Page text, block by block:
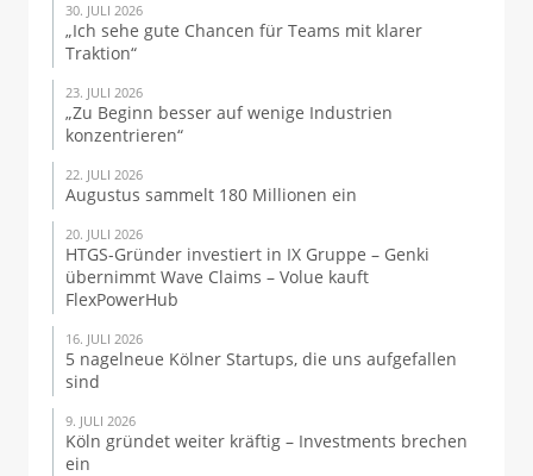
30. JULI 2026
„Ich sehe gute Chancen für Teams mit klarer
Traktion“
23. JULI 2026
„Zu Beginn besser auf wenige Industrien
konzentrieren“
22. JULI 2026
Augustus sammelt 180 Millionen ein
20. JULI 2026
HTGS-Gründer investiert in IX Gruppe – Genki
übernimmt Wave Claims – Volue kauft
FlexPowerHub
16. JULI 2026
5 nagelneue Kölner Startups, die uns aufgefallen
sind
9. JULI 2026
Köln gründet weiter kräftig – Investments brechen
ein